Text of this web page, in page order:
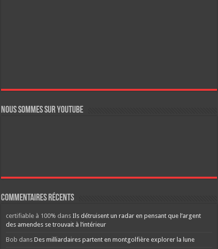
Nous sommes sur YouTube
Commentaires récents
certifiable à 100% dansIls détruisent un radar en pensant que l’argent
des amendes se trouvait à l’intérieur
Bob dansDes milliardaires partent en montgolfière explorer la lune